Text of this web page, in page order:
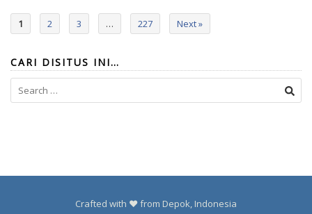
1 2 3 … 227 Next »
CARI DISITUS INI…
Search
for:
Crafted with ❤️ from Depok, Indonesia